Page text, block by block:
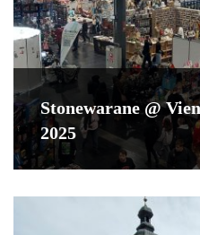
Stonewarane @
2025